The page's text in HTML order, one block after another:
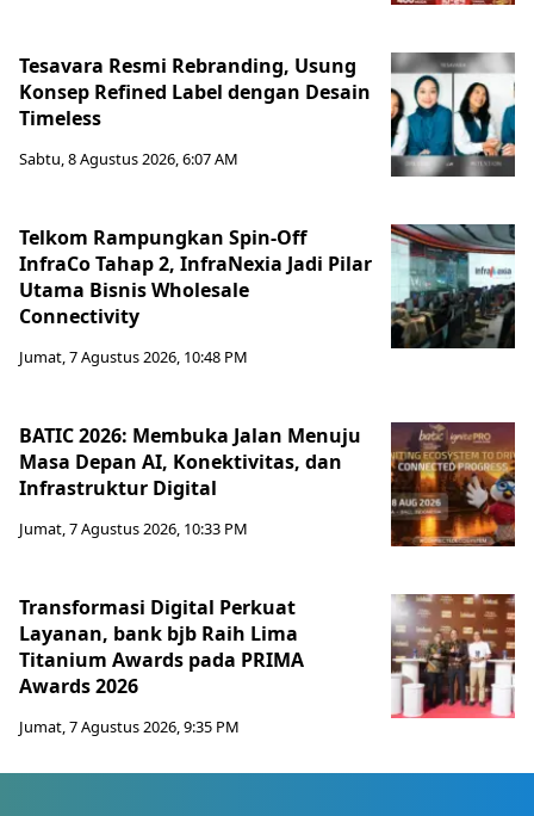
Tesavara Resmi Rebranding, Usung
Konsep Refined Label dengan Desain
Timeless
Sabtu, 8 Agustus 2026, 6:07 AM
Telkom Rampungkan Spin-Off
InfraCo Tahap 2, InfraNexia Jadi Pilar
Utama Bisnis Wholesale
Connectivity
Jumat, 7 Agustus 2026, 10:48 PM
BATIC 2026: Membuka Jalan Menuju
Masa Depan AI, Konektivitas, dan
Infrastruktur Digital
Jumat, 7 Agustus 2026, 10:33 PM
Transformasi Digital Perkuat
Layanan, bank bjb Raih Lima
Titanium Awards pada PRIMA
Awards 2026
Jumat, 7 Agustus 2026, 9:35 PM